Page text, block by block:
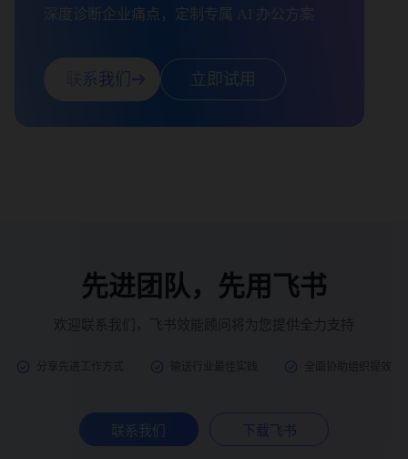
深度诊断企业痛点，定制专属 AI 办公方案
联系我们 立即试用
先进团队，先用飞书
联系我们 下载飞书